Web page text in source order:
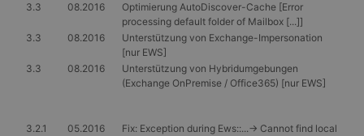
3.3
08.2016
Optimierung AutoDiscover-Cache [Error
processing default folder of Mailbox [...]]
3.3
08.2016
Unterstützung von Exchange-Impersonation
[nur EWS]
3.3
08.2016
Unterstützung von Hybridumgebungen
(Exchange OnPremise / Office365) [nur EWS]
3.2.1 05.2016
Fix: Exception during Ews::...-> Cannot find local
dem Besuch dieser
Website gesehen
hat.